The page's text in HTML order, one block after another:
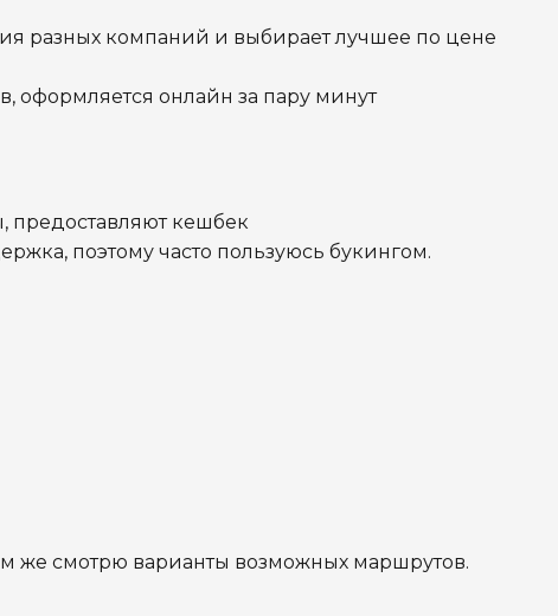
разных компаний и выбирает лучшее по цене
оформляется онлайн за пару минут
кешбек
поэтому часто пользуюсь букингом.
же смотрю варианты возможных маршрутов.